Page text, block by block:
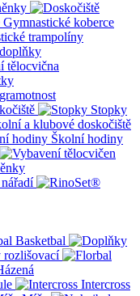
Gymnastické koberce
trampolíny
tělocvična
Stopky
Školní hodiny
Basketbal
rozlišovací
Intercross